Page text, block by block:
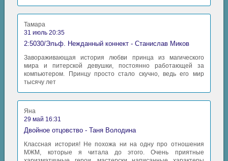
Тамара
31 июль 20:35
2:5030/Эльф. Нежданный коннект - Станислав Миков
Завораживающая история любви принца из магического
мира и питерской девушки, постоянно работающей за
компьютером. Принцу просто стало скучно, ведь его мир
тысячу лет
Яна
29 май 16:31
Двойное отцовство - Таня Володина
Классная история! Не похожа ни на одну про отношения
МЖМ, которые я читала до этого. Очень приятные